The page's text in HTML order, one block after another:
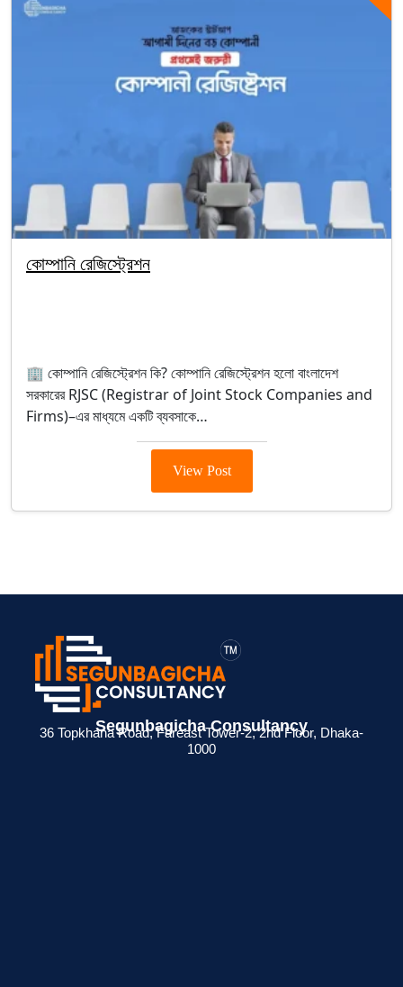
কোম্পানি রেজিস্ট্রেশন
🏢 কোম্পানি রেজিস্ট্রেশন কি? কোম্পানি রেজিস্ট্রেশন হলো বাংলাদেশ
সরকারের RJSC (Registrar of Joint Stock Companies and
Firms)–এর মাধ্যমে একটি ব্যবসাকে…
View Post
Segunbagicha Consultancy
36 Topkhana Road, Fareast Tower-2, 2nd Floor, Dhaka-
1000